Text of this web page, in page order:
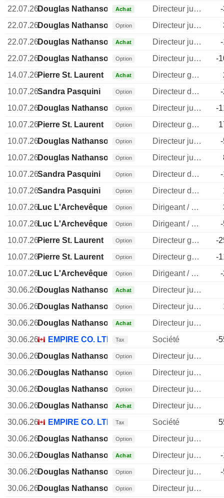
22.07.26Douglas Nathanson Achat Directeur juridique
22.07.26Douglas Nathanson Option Directeur juridique
22.07.26Douglas Nathanson Achat Directeur juridique
22.07.26Douglas Nathanson Option Directeur juridique
-
14.07.26Pierre St. Laurent Achat Directeur general
10.07.26Sandra Pasquini Option Directeur des ressources humaines
10.07.26Douglas Nathanson Option Directeur juridique
-
10.07.26Pierre St. Laurent Option Directeur general
10.07.26Douglas Nathanson Option Directeur juridique
10.07.26Douglas Nathanson Option Directeur juridique
10.07.26Sandra Pasquini Option Directeur des ressources humaines
10.07.26Sandra Pasquini Option Directeur des ressources humaines
10.07.26Luc L'Archevêque Option Dirigeant / cadre principal
10.07.26Luc L'Archevêque Option Dirigeant / cadre principal
10.07.26Pierre St. Laurent Option Directeur general
-
10.07.26Pierre St. Laurent Option Directeur general
-
10.07.26Luc L'Archevêque Option Dirigeant / cadre principal
30.06.26Douglas Nathanson Achat
Directeur juridique
30.06.26Douglas Nathanson Option Directeur juridique
30.06.26Douglas Nathanson Achat
Directeur juridique
30.06.26
EMPIRE CO. LTD. Tax Société
-
30.06.26Douglas Nathanson Option
Directeur juridique
30.06.26Douglas Nathanson Option
Directeur juridique
30.06.26Douglas Nathanson Option
Directeur juridique
30.06.26Douglas Nathanson Achat
Directeur juridique
30.06.26
EMPIRE CO. LTD. Tax Société
30.06.26Douglas Nathanson Option
Directeur juridique
30.06.26Douglas Nathanson Achat Directeur juridique
30.06.26Douglas Nathanson Option Directeur juridique
30.06.26Douglas Nathanson Option
Directeur juridique